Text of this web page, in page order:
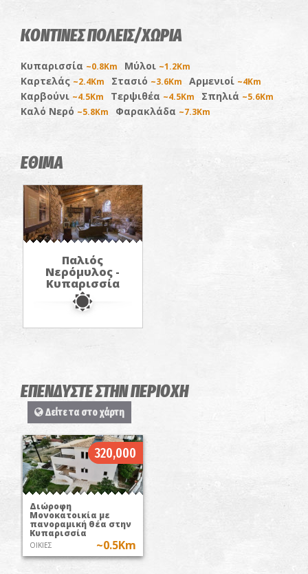
ΚΟΝΤΙΝΕΣ ΠΟΛΕΙΣ/ΧΩΡΙΑ
Κυπαρισσία ~0.8Km Μύλοι ~1.2Km
Καρτελάς ~2.4Km Στασιό ~3.6Km Αρμενιοί ~4Km
Καρβούνι ~4.5Km Τερψιθέα ~4.5Km Σπηλιά ~5.6Km
Καλό Νερό ~5.8Km Φαρακλάδα ~7.3Km
ΕΘΙΜΑ
Παλιός
Νερόμυλος -
Κυπαρισσία
ΕΠΕΝΔΥΣΤΕ ΣΤΗΝ ΠΕΡΙΟΧΗ
Δείτε τα στο χάρτη
320,000
Διώροφη
Μονοκατοικία με
πανοραμική θέα στην
Κυπαρισσία
ΟΙΚΙΕΣ ~0.5Km